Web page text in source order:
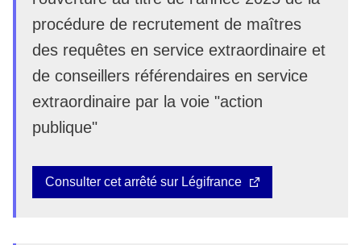
procédure de recrutement de maîtres
des requêtes en service extraordinaire et
de conseillers référendaires en service
extraordinaire par la voie "action
publique"
Consulter cet arrêté sur Légifrance